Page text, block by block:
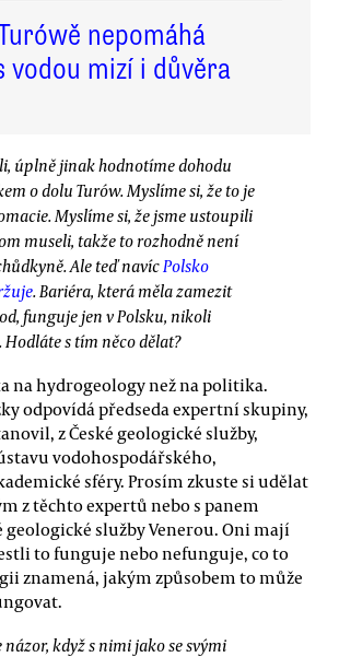
nepomáhá
vodou mizí i důvěra
úplně jinak hodnotíme dohodu
o dolu Turów. Myslíme si, že to je
Myslíme si, že jsme ustoupili
museli, takže to rozhodně není
Ale teď navícPolsko
. Bariéra, která měla zamezit
funguje jen v Polsku, nikoli
Hodláte s tím něco dělat?
na hydrogeology než na politika.
odpovídá předseda expertní skupiny,
z České geologické služby,
vodohospodářského,
sféry. Prosím zkuste si udělat
z těchto expertů nebo s panem
geologické služby Venerou. Oni mají
to funguje nebo nefunguje, co to
znamená, jakým způsobem to může
když s nimi jako se svými